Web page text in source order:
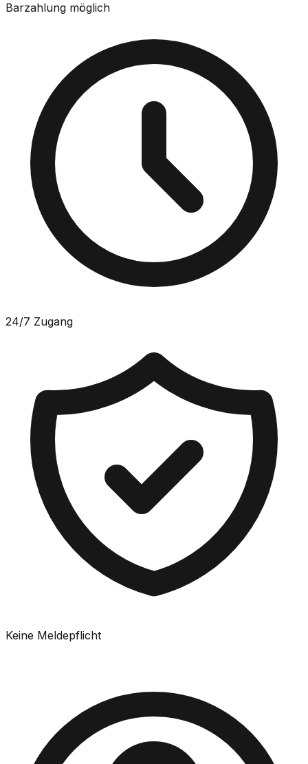
Barzahlung möglich
24/7 Zugang
Keine Meldepflicht